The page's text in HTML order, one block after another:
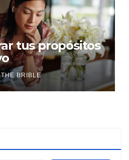
tus propósitos
BRIBLE